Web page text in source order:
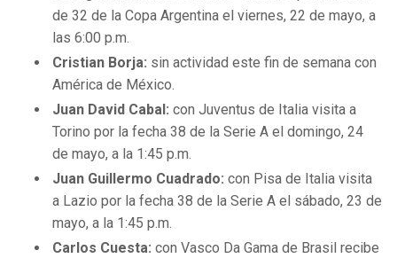
de 32 de la Copa Argentina el viernes, 22 de mayo, a
las 6:00 p.m.
Cristian Borja: sin actividad este fin de semana con
América de México.
Juan David Cabal: con Juventus de Italia visita a
Torino por la fecha 38 de la Serie A el domingo, 24
de mayo, a la 1:45 p.m.
Juan Guillermo Cuadrado: con Pisa de Italia visita
a Lazio por la fecha 38 de la Serie A el sábado, 23 de
mayo, a la 1:45 p.m.
Carlos Cuesta: con Vasco Da Gama de Brasil recibe